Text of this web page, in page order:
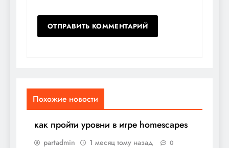
Похожие новости
как пройти уровни в игре homescapes
partadmin 1 месяц тому назад 0